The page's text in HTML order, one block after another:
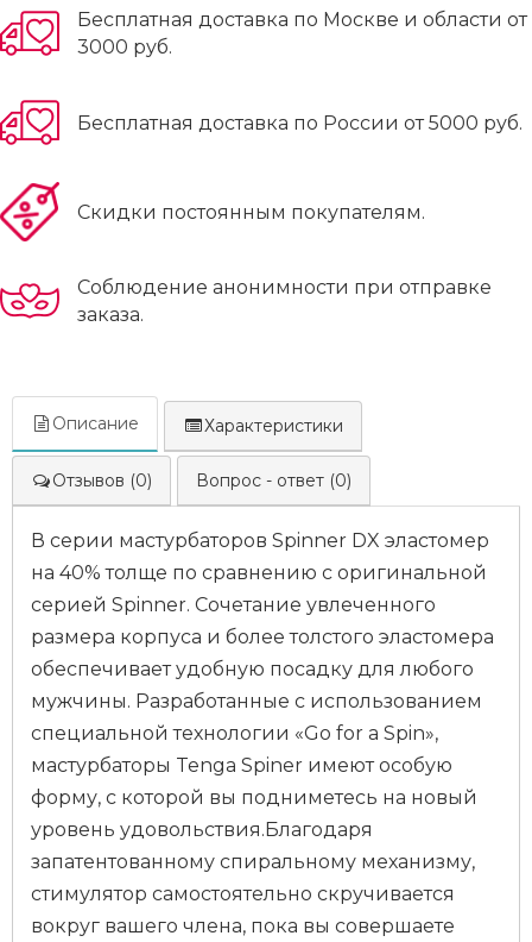
Бесплатная доставка по Москве и области от
3000 руб.
Бесплатная доставка по России от 5000 руб.
Скидки постоянным покупателям.
Соблюдение анонимности при отправке
заказа.
Описание Характеристики
Отзывов (0) Вопрос - ответ (0)
В серии мастурбаторов Spinner DX эластомер
на 40% толще по сравнению с оригинальной
серией Spinner. Сочетание увлеченного
размера корпуса и более толстого эластомера
обеспечивает удобную посадку для любого
мужчины. Разработанные с использованием
специальной технологии «Go for a Spin»,
мастурбаторы Tenga Spiner имеют особую
форму, с которой вы подниметесь на новый
уровень удовольствия.Благодаря
запатентованному спиральному механизму,
стимулятор самостоятельно скручивается
вокруг вашего члена, пока вы совершаете